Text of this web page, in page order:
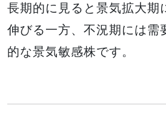
長期的に見ると景気拡大期
伸びる一方、不況期には需
的な景気敏感株です。